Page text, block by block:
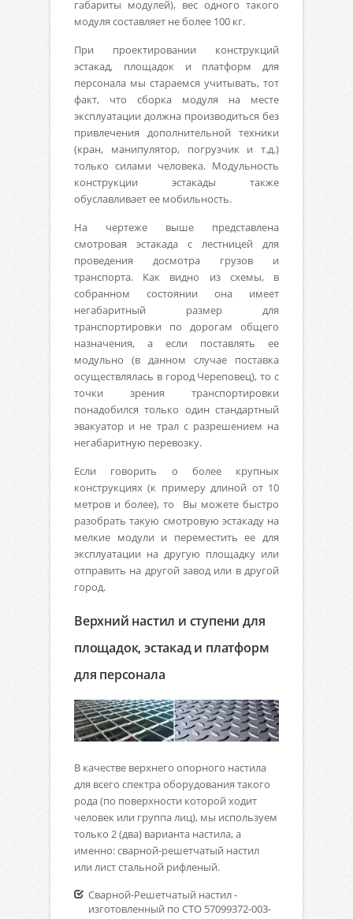
габариты модулей), вес одного такого
модуля составляет не более 100 кг.
При проектировании конструкций
эстакад, площадок и платформ для
персонала мы стараемся учитывать, тот
факт, что сборка модуля на месте
эксплуатации должна производиться без
привлечения дополнительной техники
(кран, манипулятор, погрузчик и т.д.)
только силами человека. Модульность
конструкции эстакады также
обуславливает ее мобильность.
На чертеже выше представлена
смотровая эстакада с лестницей для
проведения досмотра грузов и
транспорта. Как видно из схемы, в
собранном состоянии она имеет
негабаритный размер для
транспортировки по дорогам общего
назначения, а если поставлять ее
модульно (в данном случае поставка
осуществлялась в город Череповец), то с
точки зрения транспортировки
понадобился только один стандартный
эвакуатор и не трал с разрешением на
негабаритную перевозку.
Если говорить о более крупных
конструкциях (к примеру длиной от 10
метров и более), то Вы можете быстро
разобрать такую смотровую эстакаду на
мелкие модули и переместить ее для
эксплуатации на другую площадку или
отправить на другой завод или в другой
город.
Верхний настил и ступени для
площадок, эстакад и платформ
для персонала
В качестве верхнего опорного настила
для всего спектра оборудования такого
рода (по поверхности которой ходит
человек или группа лиц), мы используем
только 2 (два) варианта настила, а
именно: сварной-решетчатый настил
или лист стальной рифленый.
Сварной-Решетчатый настил -
изготовленный по СТО 57099372-003-